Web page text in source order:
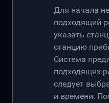
Для начала
подходящий
указать
станцию
Система
подходящих
следует
и времени.